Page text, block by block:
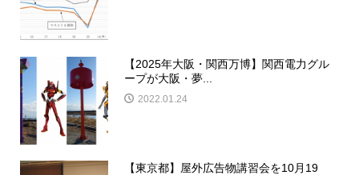
【2025年大阪・関西万博】関西電力グル
ープが大阪・夢...
2022.01.24
【東京都】屋外広告物講習会を10月19